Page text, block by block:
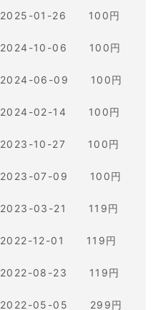
2025-01-26 100円
2024-10-06 100円
2024-06-09 100円
2024-02-14 100円
2023-10-27 100円
2023-07-09 100円
2023-03-21 119円
2022-12-01 119円
2022-08-23 119円
2022-05-05 299円